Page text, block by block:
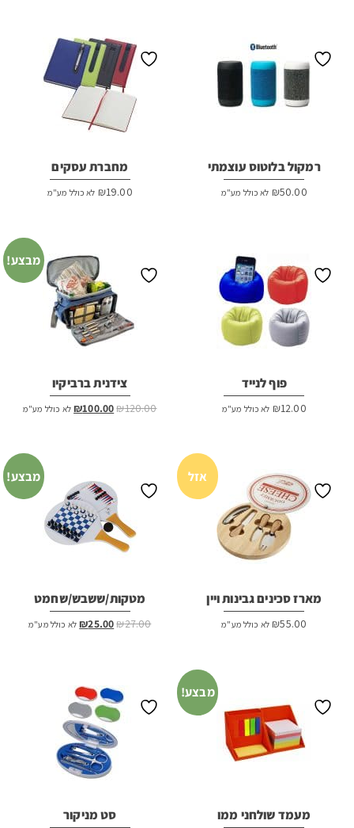
רמקול בלוטוס עוצמתי
₪50.00 לא כולל מע"מ
מחברת עסקים
₪19.00 לא כולל מע"מ
פוף לנייד
₪12.00 לא כולל מע"מ
מבצע!
צידנית ברביקיו
₪120.00
המחיר ₪100.00 המחיר
₪100.00.
לא כולל מע"מ
אזל
מארז סכינים גבינות ויין
₪55.00 לא כולל מע"מ
מבצע!
מטקות/ששבש/שחמט
₪27.00
המחיר₪25.00 המחיר
לא כולל מע"מ
מבצע!
מעמד שולחני ממו סט מניקור